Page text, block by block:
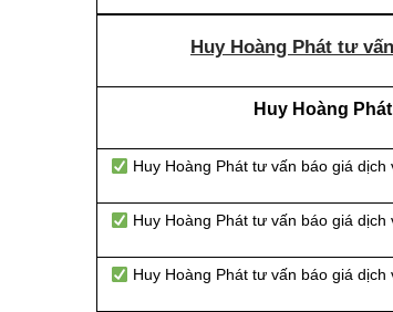
Huy Hoàng Phát tư
Huy Hoàng
Huy Hoàng Phát tư vấn báo giá
Huy Hoàng Phát tư vấn báo giá
Huy Hoàng Phát tư vấn báo giá